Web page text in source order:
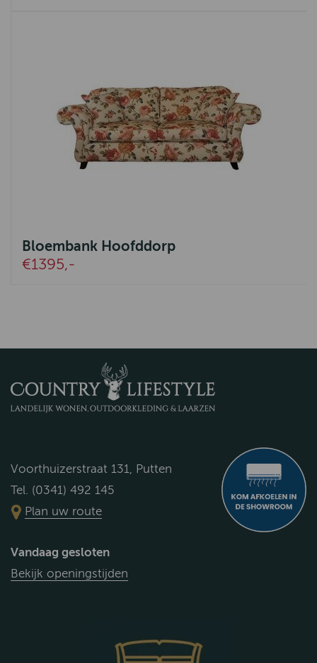
Bloembank Hoofddorp
€1395,-
Voorthuizerstraat 131, Putten
Tel. (0341) 492 145
Plan uw route
Vandaag gesloten
Bekijk openingstijden